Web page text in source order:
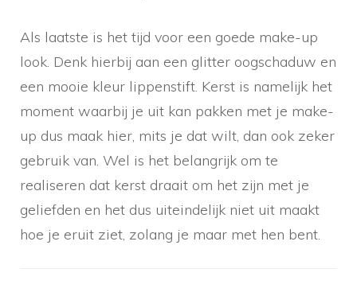
Als laatste is het tijd voor een goede make-up
look. Denk hierbij aan een glitter oogschaduw en
een mooie kleur lippenstift. Kerst is namelijk het
moment waarbij je uit kan pakken met je make-
up dus maak hier, mits je dat wilt, dan ook zeker
gebruik van. Wel is het belangrijk om te
realiseren dat kerst draait om het zijn met je
geliefden en het dus uiteindelijk niet uit maakt
hoe je eruit ziet, zolang je maar met hen bent.